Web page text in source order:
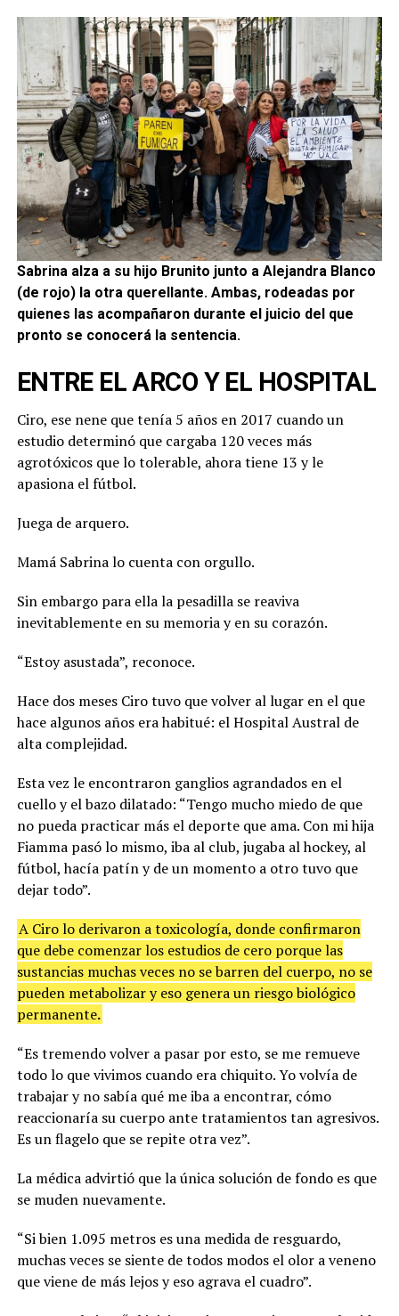
Sabrina alza a su hijo Brunito junto a Alejandra Blanco
(de rojo) la otra querellante. Ambas, rodeadas por
quienes las acompañaron durante el juicio del que
pronto se conocerá la sentencia.
ENTRE EL ARCO Y EL HOSPITAL
Ciro, ese nene que tenía 5 años en 2017 cuando un
estudio determinó que cargaba 120 veces más
agrotóxicos que lo tolerable, ahora tiene 13 y le
apasiona el fútbol.
Juega de arquero.
Mamá Sabrina lo cuenta con orgullo.
Sin embargo para ella la pesadilla se reaviva
inevitablemente en su memoria y en su corazón.
“Estoy asustada”, reconoce.
Hace dos meses Ciro tuvo que volver al lugar en el que
hace algunos años era habitué: el Hospital Austral de
alta complejidad.
Esta vez le encontraron ganglios agrandados en el
cuello y el bazo dilatado: “Tengo mucho miedo de que
no pueda practicar más el deporte que ama. Con mi hija
Fiamma pasó lo mismo, iba al club, jugaba al hockey, al
fútbol, hacía patín y de un momento a otro tuvo que
dejar todo”.
A Ciro lo derivaron a toxicología, donde confirmaron
que debe comenzar los estudios de cero porque las
sustancias muchas veces no se barren del cuerpo, no se
pueden metabolizar y eso genera un riesgo biológico
permanente.
“Es tremendo volver a pasar por esto, se me remueve
todo lo que vivimos cuando era chiquito. Yo volvía de
trabajar y no sabía qué me iba a encontrar, cómo
reaccionaría su cuerpo ante tratamientos tan agresivos.
Es un flagelo que se repite otra vez”.
La médica advirtió que la única solución de fondo es que
se muden nuevamente.
“Si bien 1.095 metros es una medida de resguardo,
muchas veces se siente de todos modos el olor a veneno
que viene de más lejos y eso agrava el cuadro”.